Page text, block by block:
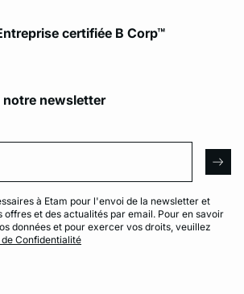
certifiée B Corp™
newsletter
à Etam pour l'envoi de la newsletter et
offres et des actualités par email. Pour en savoir
données et pour exercer vos droits, veuillez
Confidentialité